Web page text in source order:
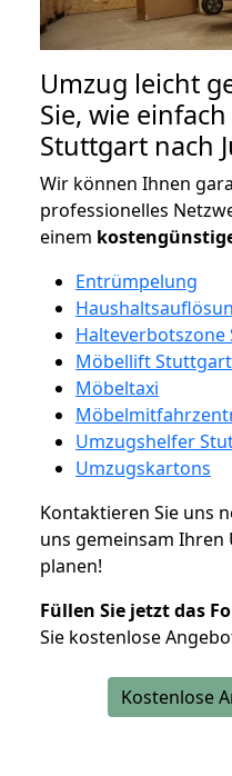
Umzug leicht
Sie, wie
Stuttgart nach
Wir können Ihnen
professionelles
einem
Entrümpelung
Möbellift Stuttgart
Möbeltaxi
Umzugshelfer
Umzugskartons
Kontaktieren Sie uns
uns gemeinsam Ihren
planen!
Füllen Sie jetzt das
Sie kostenlose
Kostenlose